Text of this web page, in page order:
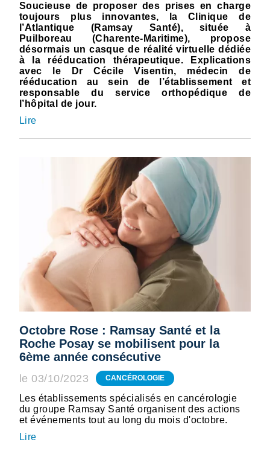
Soucieuse de proposer des prises en charge
toujours plus innovantes, la Clinique de
l’Atlantique (Ramsay Santé), située à
Puilboreau (Charente-Maritime), propose
désormais un casque de réalité virtuelle dédiée
à la rééducation thérapeutique. Explications
avec le Dr Cécile Visentin, médecin de
rééducation au sein de l’établissement et
responsable du service orthopédique de
l’hôpital de jour.
Lire
Octobre Rose : Ramsay Santé et la
Roche Posay se mobilisent pour la
6ème année consécutive
le 03/10/2023 CANCÉROLOGIE
Les établissements spécialisés en cancérologie
du groupe Ramsay Santé organisent des actions
et événements tout au long du mois d'octobre.
Lire